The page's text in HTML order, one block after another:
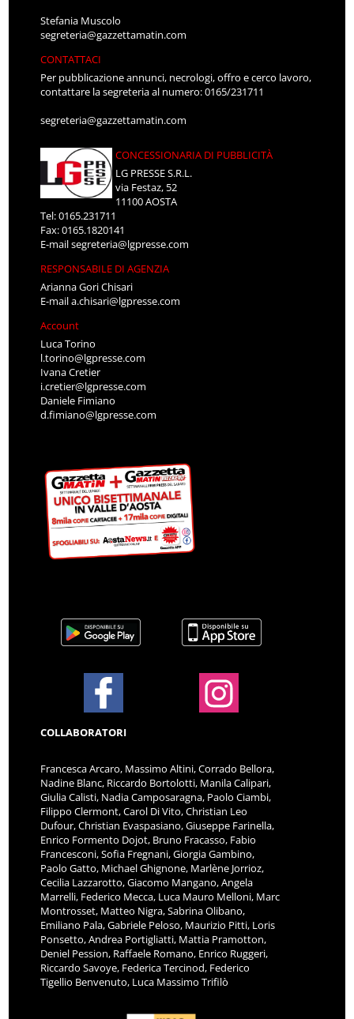
Stefania Muscolo
segreteria@gazzettamatin.com
CONTATTACI
Per pubblicazione annunci, necrologi, offro e cerco lavoro,
contattare la segreteria al numero: 0165/231711
segreteria@gazzettamatin.com
CONCESSIONARIA DI PUBBLICITÀ
LG PRESSE S.R.L.
via Festaz, 52
11100 AOSTA
Tel: 0165.231711
Fax: 0165.1820141
E-mailsegreteria@lgpresse.com
RESPONSABILE DI AGENZIA
Arianna Gori Chisari
E-maila.chisari@lgpresse.com
Account
Luca Torino
l.torino@lgpresse.com
Ivana Cretier
i.cretier@lgpresse.com
Daniele Fimiano
d.fimiano@lgpresse.com
COLLABORATORI
Francesca Arcaro, Massimo Altini, Corrado Bellora,
Nadine Blanc, Riccardo Bortolotti, Manila Calipari,
Giulia Calisti, Nadia Camposaragna, Paolo Ciambi,
Filippo Clermont, Carol Di Vito, Christian Leo
Dufour, Christian Evaspasiano, Giuseppe Farinella,
Enrico Formento Dojot, Bruno Fracasso, Fabio
Francesconi, Sofia Fregnani, Giorgia Gambino,
Paolo Gatto, Michael Ghignone, Marlène Jorrioz,
Cecilia Lazzarotto, Giacomo Mangano, Angela
Marrelli, Federico Mecca, Luca Mauro Melloni, Marc
Montrosset, Matteo Nigra, Sabrina Olibano,
Emiliano Pala, Gabriele Peloso, Maurizio Pitti, Loris
Ponsetto, Andrea Portigliatti, Mattia Pramotton,
Deniel Pession, Raffaele Romano, Enrico Ruggeri,
Riccardo Savoye, Federica Tercinod, Federico
Tigellio Benvenuto, Luca Massimo Trifilò